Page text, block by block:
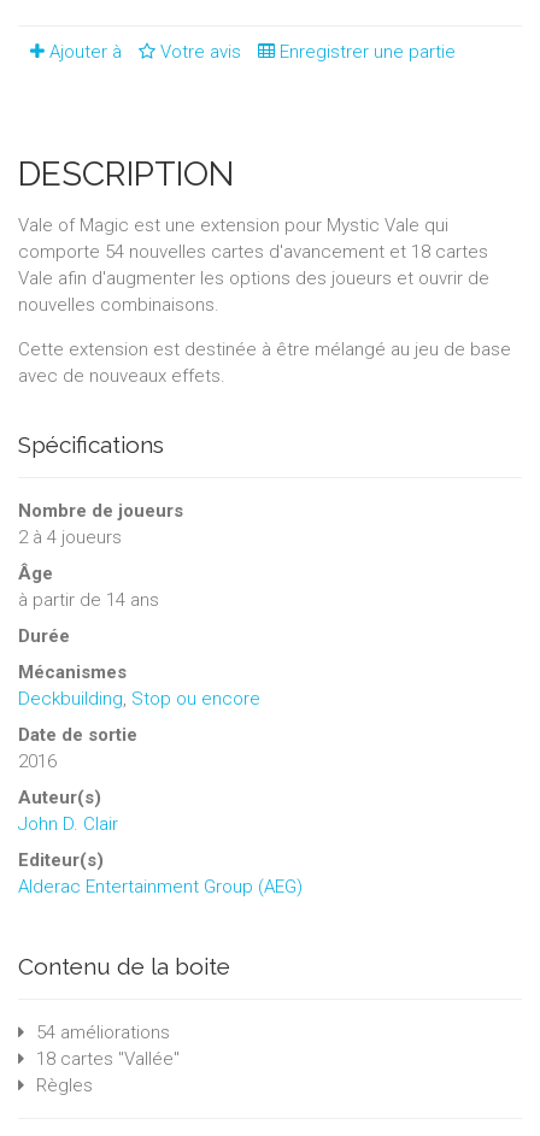
Ajouter à Votre avis Enregistrer une partie
DESCRIPTION
Vale of Magic est une extension pour Mystic Vale qui
comporte 54 nouvelles cartes d'avancement et 18 cartes
Vale afin d'augmenter les options des joueurs et ouvrir de
nouvelles combinaisons.
Cette extension est destinée à être mélangé au jeu de base
avec de nouveaux effets.
Spécifications
Nombre de joueurs
2à 4 joueurs
Âge
à partir de 14 ans
Durée
Mécanismes
Deckbuilding, Stop ou encore
Date de sortie
2016
Auteur(s)
John D. Clair
Editeur(s)
Alderac Entertainment Group (AEG)
Contenu de la boite
54 améliorations
18 cartes "Vallée"
Règles